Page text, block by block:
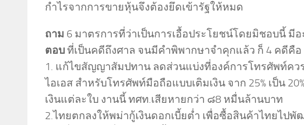
กำไรจากการขายหุ้นจึงต้องยึดเข้ารัฐให้หมด
ถาม 6 มาตรการที่ว่าเป็นการเอื้อประโยชน์โดยมิชอบนี้ มีอ
ตอบที่เป็นคดีถึงศาล จนมีคำพิพากษาจำคุกแล้ว ก็ 4 คดีคือ
1. แก้ไขสัญญาสัมปทาน ลดส่วนแบ่งที่องค์การโทรศัพท์คว
ไอเอส สำหรับโทรศัพท์มือถือแบบเติมเงิน จาก 25% เป็น
เงินแต่ละใบ งานนี้ ทศท.เสียหายกว่า ๘8 หมื่นล้านบาท
2.ไทยตกลงให้พม่ากู้เงินดอกเบี้ยต่ำ เพื่อซื้อสินค้าไทยไปพั